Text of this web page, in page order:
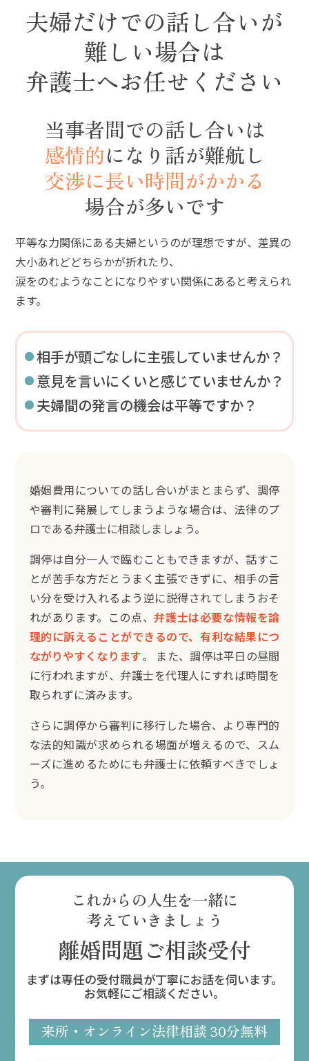
夫婦だけでの話し合いが
難しい場合は
弁護士へお任せください
当事者間での話し合いは
感情的になり話が難航し
交渉に長い時間がかかる
場合が多いです
平等な力関係にある夫婦というのが理想ですが、差異の
大小あれどどちらかが折れたり、
涙をのむようなことになりやすい関係にあると考えられ
ます。
相手が頭ごなしに主張していませんか？
意見を言いにくいと感じていませんか？
夫婦間の発言の機会は平等ですか？
婚姻費用についての話し合いがまとまらず、調停
や審判に発展してしまうような場合は、法律のプ
ロである弁護士に相談しましょう。
調停は自分一人で臨むこともできますが、話すこ
とが苦手な方だとうまく主張できずに、相手の言
い分を受け入れるよう逆に説得されてしまうおそ
れがあります。この点、弁護士は必要な情報を論
理的に訴えることができるので、有利な結果につ
ながりやすくなります。 また、調停は平日の昼間
に行われますが、弁護士を代理人にすれば時間を
取られずに済みます。
さらに調停から審判に移行した場合、より専門的
な法的知識が求められる場面が増えるので、スム
ーズに進めるためにも弁護士に依頼すべきでしょ
う。
これからの人生を一緒に
考えていきましょう
離婚問題ご相談受付
まずは専任の受付職員が丁寧にお話を伺います。
お気軽にご相談ください。
来所・オンライン法律相談 30分無料